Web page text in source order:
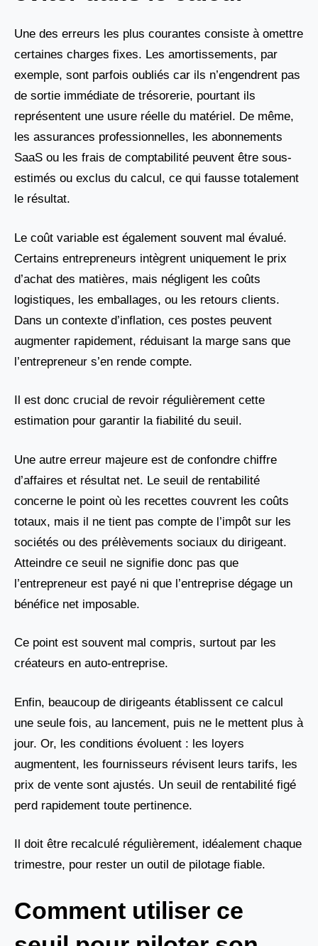
Une des erreurs les plus courantes consiste à omettre
certaines charges fixes. Les amortissements, par
exemple, sont parfois oubliés car ils n’engendrent pas
de sortie immédiate de trésorerie, pourtant ils
représentent une usure réelle du matériel. De même,
les assurances professionnelles, les abonnements
SaaS ou les frais de comptabilité peuvent être sous-
estimés ou exclus du calcul, ce qui fausse totalement
le résultat.
Le coût variable est également souvent mal évalué.
Certains entrepreneurs intègrent uniquement le prix
d’achat des matières, mais négligent les coûts
logistiques, les emballages, ou les retours clients.
Dans un contexte d’inflation, ces postes peuvent
augmenter rapidement, réduisant la marge sans que
l’entrepreneur s’en rende compte.
Il est donc crucial de revoir régulièrement cette
estimation pour garantir la fiabilité du seuil.
Une autre erreur majeure est de confondre chiffre
d’affaires et résultat net. Le seuil de rentabilité
concerne le point où les recettes couvrent les coûts
totaux, mais il ne tient pas compte de l’impôt sur les
sociétés ou des prélèvements sociaux du dirigeant.
Atteindre ce seuil ne signifie donc pas que
l’entrepreneur est payé ni que l’entreprise dégage un
bénéfice net imposable.
Ce point est souvent mal compris, surtout par les
créateurs en auto-entreprise.
Enfin, beaucoup de dirigeants établissent ce calcul
une seule fois, au lancement, puis ne le mettent plus à
jour. Or, les conditions évoluent : les loyers
augmentent, les fournisseurs révisent leurs tarifs, les
prix de vente sont ajustés. Un seuil de rentabilité figé
perd rapidement toute pertinence.
Il doit être recalculé régulièrement, idéalement chaque
trimestre, pour rester un outil de pilotage fiable.
Comment utiliser ce